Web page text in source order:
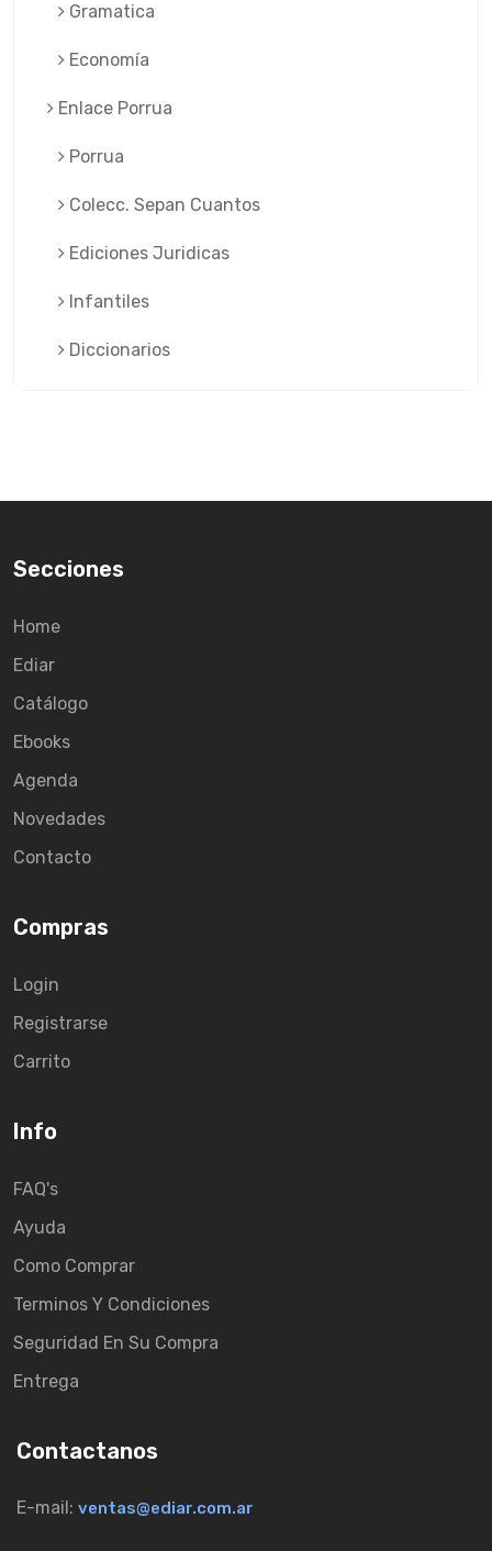
Gramatica
Economía
Enlace Porrua
Porrua
Colecc. Sepan Cuantos
Ediciones Juridicas
Infantiles
Diccionarios
Secciones
Home
Ediar
Catálogo
Ebooks
Agenda
Novedades
Contacto
Compras
Login
Registrarse
Carrito
Info
FAQ's
Ayuda
Como Comprar
Terminos Y Condiciones
Seguridad En Su Compra
Entrega
Contactanos
E-mail: ventas@ediar.com.ar